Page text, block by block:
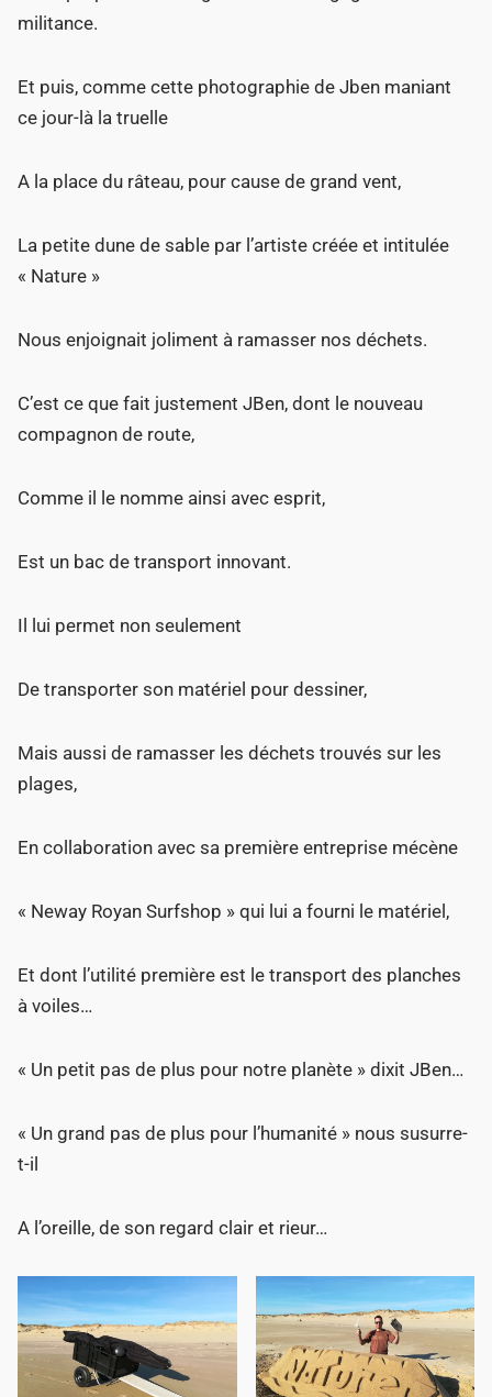
militance.
Et puis, comme cette photographie de Jben maniant
ce jour-là la truelle
A la place du râteau, pour cause de grand vent,
La petite dune de sable par l’artiste créée et intitulée
« Nature »
Nous enjoignait joliment à ramasser nos déchets.
C’est ce que fait justement JBen, dont le nouveau
compagnon de route,
Comme il le nomme ainsi avec esprit,
Est un bac de transport innovant.
Il lui permet non seulement
De transporter son matériel pour dessiner,
Mais aussi de ramasser les déchets trouvés sur les
plages,
En collaboration avec sa première entreprise mécène
« Neway Royan Surfshop » qui lui a fourni le matériel,
Et dont l’utilité première est le transport des planches
à voiles…
« Un petit pas de plus pour notre planète » dixit JBen…
« Un grand pas de plus pour l’humanité » nous susurre-
t-il
A l’oreille, de son regard clair et rieur…